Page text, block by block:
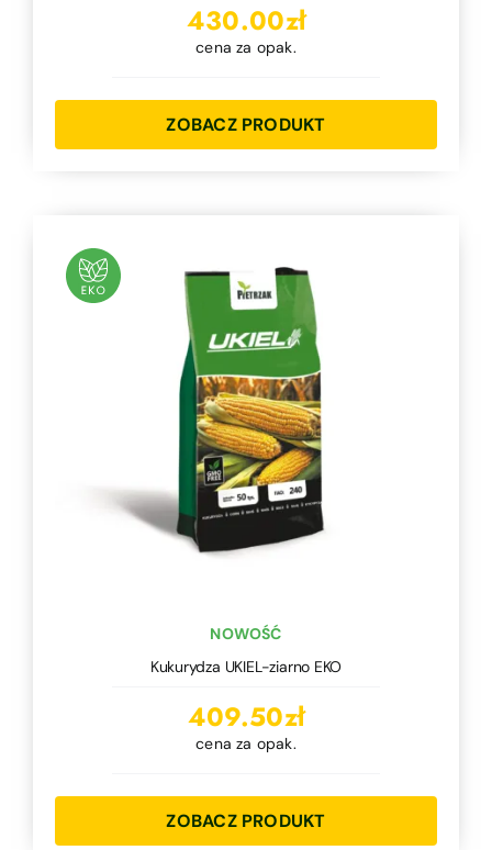
430.00zł
cena za opak.
ZOBACZ PRODUKT
NOWOŚĆ
Kukurydza UKIEL-ziarno EKO
409.50zł
cena za opak.
ZOBACZ PRODUKT